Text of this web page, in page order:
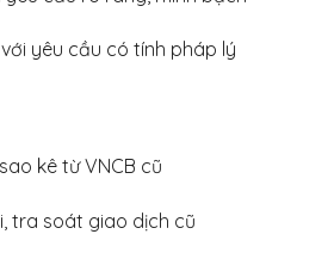
yêu cầu có tính pháp lý
kê từ VNCB cũ
tra soát giao dịch cũ